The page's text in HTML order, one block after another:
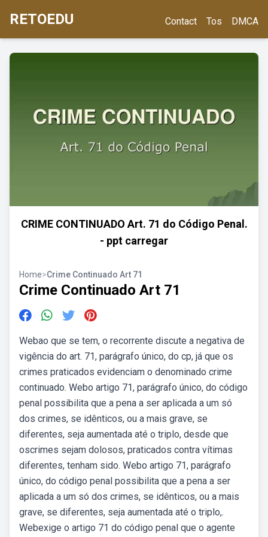
RETOEDU Contact Tos DMCA
CRIME CONTINUADO Art. 71 do Código Penal.
- ppt carregar
Home>Crime Continuado Art 71
Crime Continuado Art 71
Webao que se tem, o recorrente discute a negativa de
vigência do art. 71, parágrafo único, do cp, já que os
crimes praticados evidenciam o denominado crime
continuado. Webo artigo 71, parágrafo único, do código
penal possibilita que a pena a ser aplicada a um só
dos crimes, se idênticos, ou a mais grave, se
diferentes, seja aumentada até o triplo, desde que
oscrimes sejam dolosos, praticados contra vítimas
diferentes, tenham sido. Webo artigo 71, parágrafo
único, do código penal possibilita que a pena a ser
aplicada a um só dos crimes, se idênticos, ou a mais
grave, se diferentes, seja aumentada até o triplo,.
Webexige o artigo 71 do código penal que o agente